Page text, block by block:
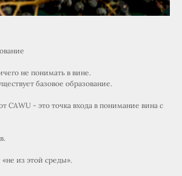
не понимать в вине.
базовое образование.
CAWU - это точка входа в понимание вина с
из этой среды».